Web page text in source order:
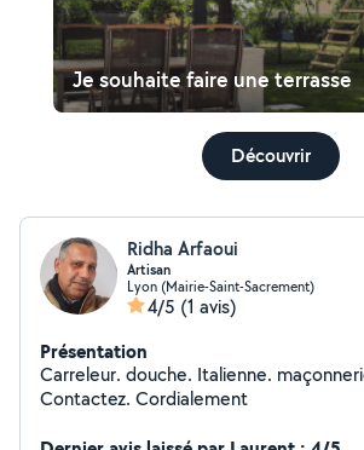
Je souhaite faire une terrasse
Découvrir
Ridha Arfaoui
Artisan
Lyon (Mairie-Saint-Sacrement)
4/5 (1 avis)
Présentation
Carreleur. douche. Italienne. maçonnerie. Batiment.
Contactez. Cordialement